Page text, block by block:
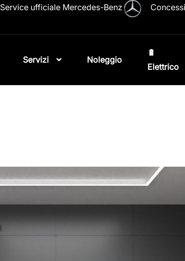
Service ufficiale Mercedes-Benz
Servizi Noleggio
🔋
Elettrico